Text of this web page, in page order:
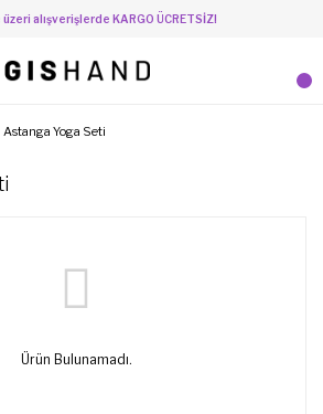
alışverişlerde KARGO ÜCRETSİZ!
Astanga Yoga Seti
Ürün Bulunamadı.